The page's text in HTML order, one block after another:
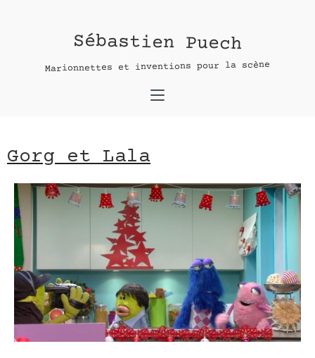
Contact :
Sébastien Puech
Marionnettes et inventions pour la scène
Gorg et Lala